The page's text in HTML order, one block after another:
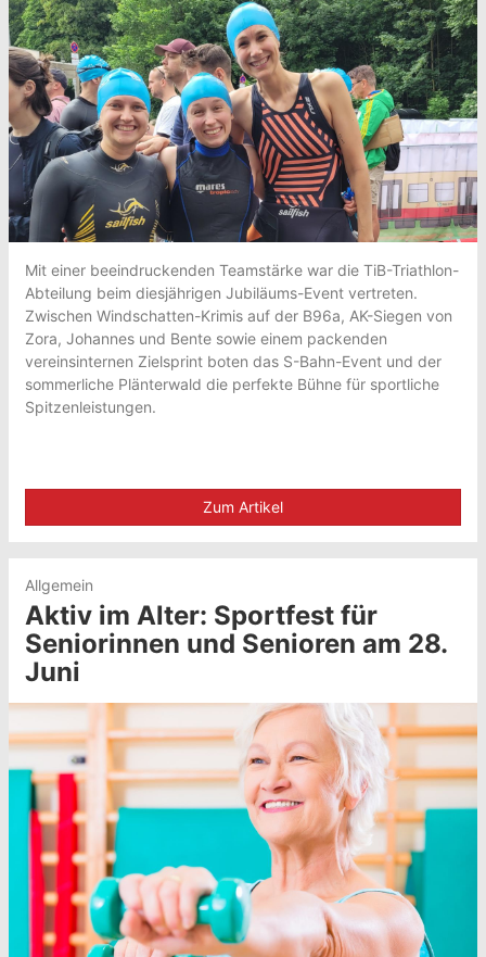
Mit einer beeindruckenden Teamstärke war die TiB-Triathlon-
Abteilung beim diesjährigen Jubiläums-Event vertreten.
Zwischen Windschatten-Krimis auf der B96a, AK-Siegen von
Zora, Johannes und Bente sowie einem packenden
vereinsinternen Zielsprint boten das S-Bahn-Event und der
sommerliche Plänterwald die perfekte Bühne für sportliche
Spitzenleistungen.
Zum Artikel
Allgemein
Aktiv im Alter: Sportfest für
Seniorinnen und Senioren am 28.
Juni